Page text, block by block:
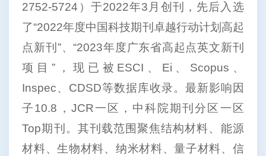
2752-5724）于2022年3月创刊，先后入选
了“2022年度中国科技期刊卓越行动计划高起
点新刊”、“2023年度广东省高起点英文新刊
项目”，现已被ESCI、Ei、Scopus、
Inspec、CDSD等数据库收录。最新影响因
子10.8，JCR一区，中科院期刊分区一区
Top期刊。其刊载范围聚焦结构材料、能源
材料、生物材料、纳米材料、量子材料、信